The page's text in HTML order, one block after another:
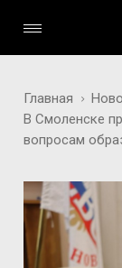
Главная
В Смоленске
вопросам